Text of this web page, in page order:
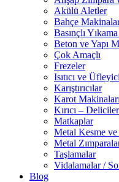
Akülü Aletler
Bahçe
Basınçlı
Beton ve Yapı
Çok Amaçlı
Frezeler
Isıtıcı ve
Karıştırıcılar
Karot Makinaları
Kırıcı – Deliciler
Matkaplar
Metal Kesme ve
Metal
Taşlamalar
Vidalamalar /
Blog